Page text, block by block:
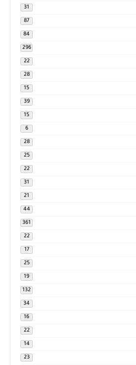
31
87
84
296
22
28
15
39
15
6
28
25
22
31
21
44
361
22
17
25
19
132
34
16
22
14
23